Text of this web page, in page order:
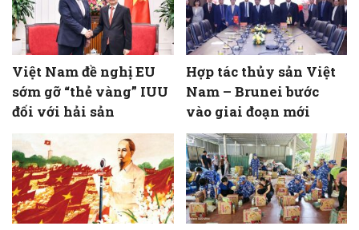
Việt Nam đề nghị EU
sớm gỡ “thẻ vàng” IUU
đối với hải sản
Hợp tác thủy sản Việt
Nam – Brunei bước
vào giai đoạn mới